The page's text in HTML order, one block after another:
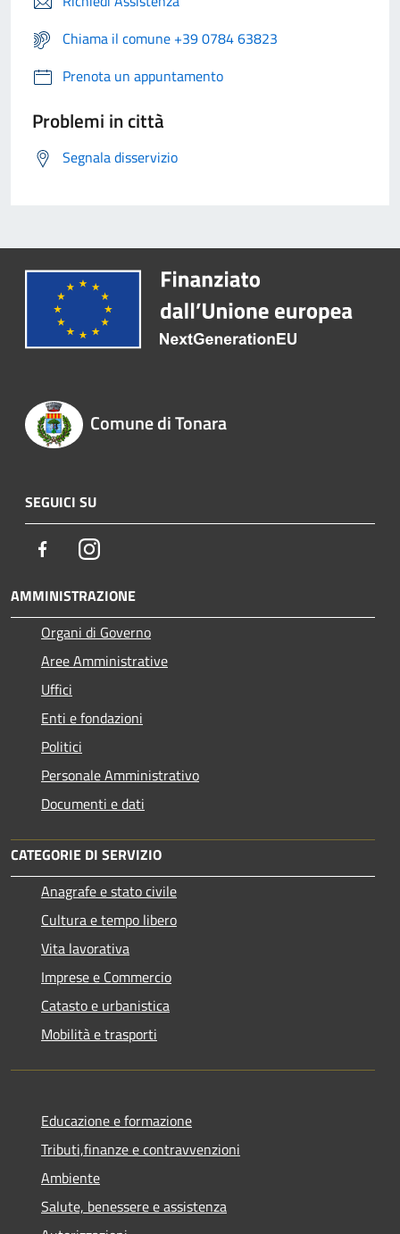
Chiama il comune +39 0784 63823
Prenota un appuntamento
Problemi in città
Segnala disservizio
Comune di Tonara
SEGUICI SU
FacebookInstagram
AMMINISTRAZIONE
Organi di Governo
Aree Amministrative
Uffici
Enti e fondazioni
Politici
Personale Amministrativo
Documenti e dati
CATEGORIE DI SERVIZIO
Anagrafe e stato civile
Cultura e tempo libero
Vita lavorativa
Imprese e Commercio
Catasto e urbanistica
Mobilità e trasporti
Educazione e formazione
Tributi,finanze e contravvenzioni
Ambiente
Salute, benessere e assistenza